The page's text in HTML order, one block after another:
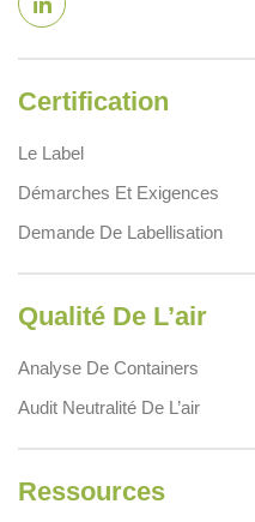
Certification
Le Label
Démarches Et Exigences
Demande De Labellisation
Qualité De L’air
Analyse De Containers
Audit Neutralité De L’air
Ressources